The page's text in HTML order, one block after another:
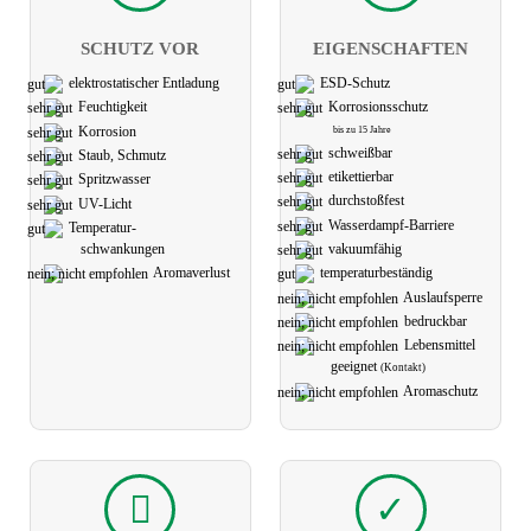
SCHUTZ VOR
elektro­statischer Ent­ladung
Feuchtigkeit
Korrosion
Staub, Schmutz
Spritzwasser
UV-Licht
Temperatur-
schwank­ungen
Aromaverlust
EIGEN­SCHAFTEN
ESD-Schutz
Korrosions­schutz
bis zu 15 Jahre
schweißbar
etikettier­bar
durchstoßfest
Wasserdampf-Barriere
vakuum­fähig
temperatur­­beständig
Auslaufsperre
bedruckbar
Lebens­mittel
geeignet(Kontakt)
Aroma­schutz